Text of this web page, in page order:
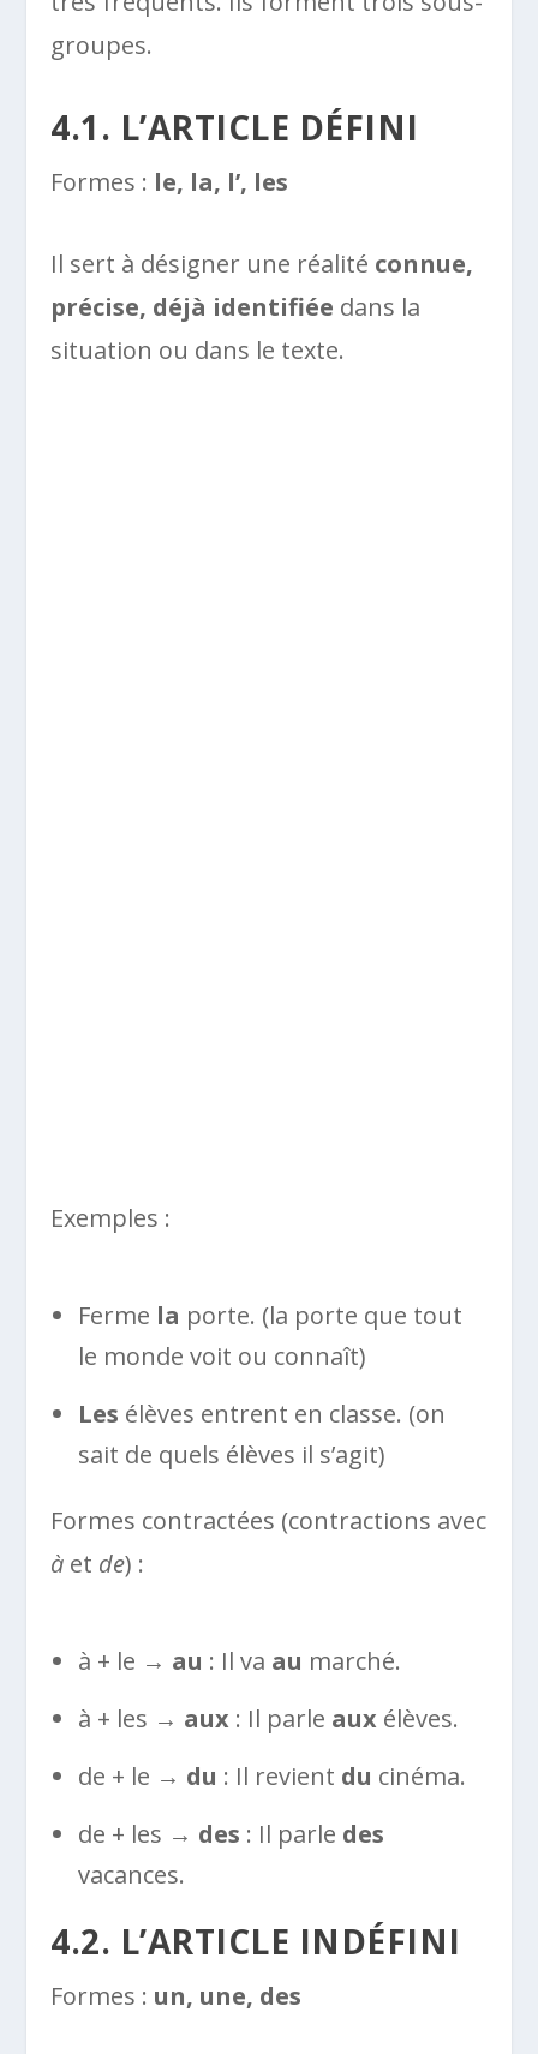
groupes.
4.1. L’ARTICLE DÉFINI
Formes : le, la, l’, les
Il sert à désigner une réalité connue,
précise, déjà identifiée dans la
situation ou dans le texte.
Exemples :
Ferme la porte. (la porte que tout
le monde voit ou connaît)
Les élèves entrent en classe. (on
sait de quels élèves il s’agit)
Formes contractées (contractions avec
à et de) :
à + le → au : Il va au marché.
à + les → aux : Il parle aux élèves.
de + le → du : Il revient du cinéma.
de + les → des : Il parle des
vacances.
4.2. L’ARTICLE INDÉFINI
Formes : un, une, des